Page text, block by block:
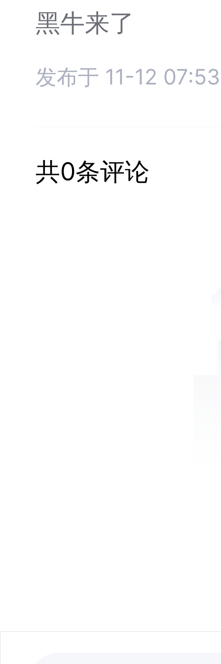
黑牛来了
发布于 11-12 07:53
共0条评论